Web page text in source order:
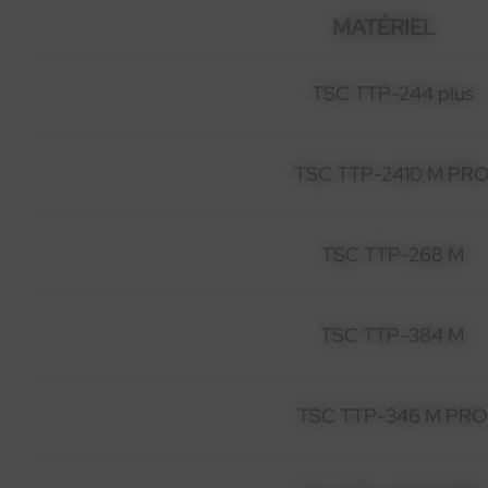
TSC TTP-244 plus
TSC TTP-2410 M
TSC TTP-268 M
TSC TTP-384 M
TSC TTP-346 M PRO